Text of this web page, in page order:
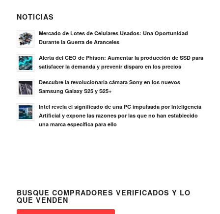
NOTICIAS
Mercado de Lotes de Celulares Usados: Una Oportunidad
Durante la Guerra de Aranceles
Alerta del CEO de Phison: Aumentar la producción de SSD para
satisfacer la demanda y prevenir disparo en los precios
Descubre la revolucionaria cámara Sony en los nuevos
Samsung Galaxy S25 y S25+
Intel revela el significado de una PC impulsada por Inteligencia
Artificial y expone las razones por las que no han establecido
una marca específica para ello
BUSQUE COMPRADORES VERIFICADOS Y LO
QUE VENDEN